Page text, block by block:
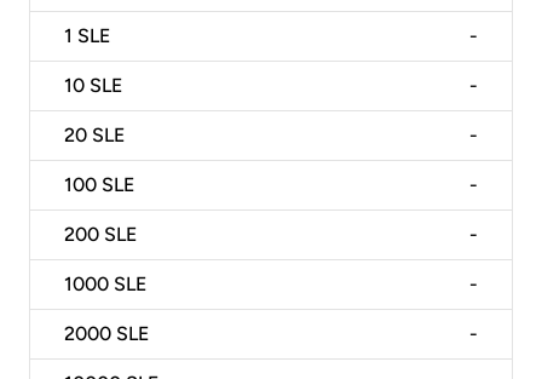
1 SLE -
10 SLE -
20 SLE -
100 SLE -
200 SLE -
1000 SLE -
2000 SLE -